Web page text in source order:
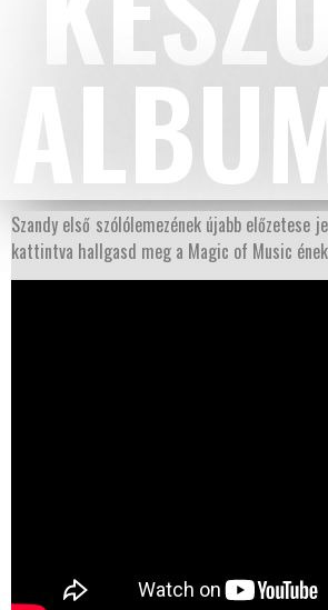
Szandy első szólólemezének újabb előzetese
kattintva hallgasd meg a Magic of Music